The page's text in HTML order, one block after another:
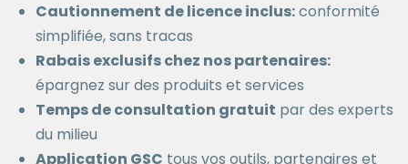
Cautionnement de licence inclus:conformité
simplifiée, sans tracas
Rabais exclusifs chez nos partenaires:
épargnez sur des produits et services
Temps de consultation gratuit par des experts
du milieu
Application GSC tous vos outils, partenaires et